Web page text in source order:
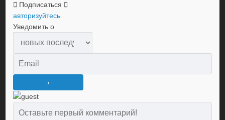
Подписаться
авторизуйтесь
Уведомить о